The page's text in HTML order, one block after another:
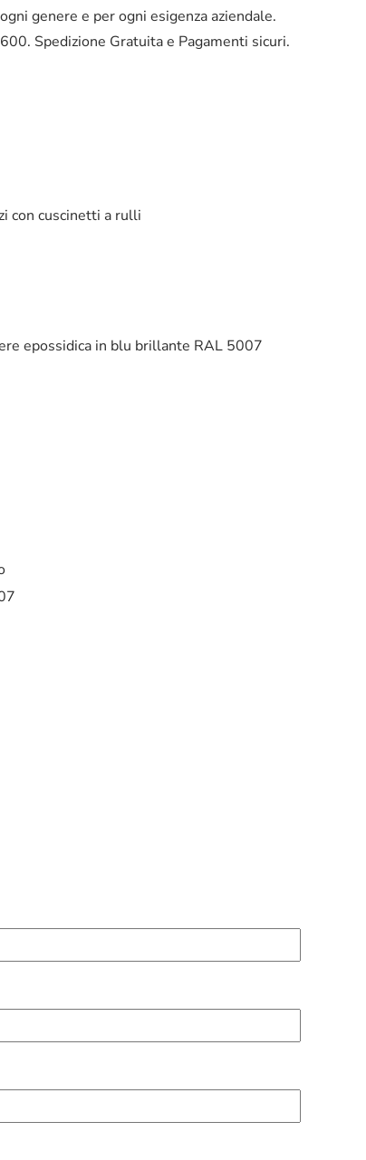
genere e per ogni esigenza aziendale.
Spedizione Gratuita e Pagamenti sicuri.
con cuscinetti a rulli
epossidica in blu brillante RAL 5007